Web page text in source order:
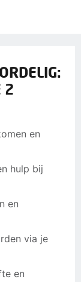
2
en
hulp bij
en
via je
en